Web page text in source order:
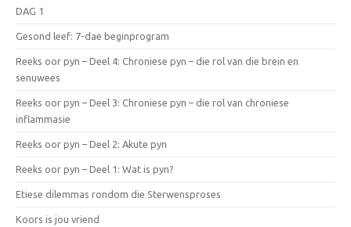
DAG 1
Gesond leef: 7-dae beginprogram
Reeks oor pyn – Deel 4: Chroniese pyn – die rol van die brein en
senuwees
Reeks oor pyn – Deel 3: Chroniese pyn – die rol van chroniese
inflammasie
Reeks oor pyn – Deel 2: Akute pyn
Reeks oor pyn – Deel 1: Wat is pyn?
Etiese dilemmas rondom die Sterwensproses
Koors is jou vriend